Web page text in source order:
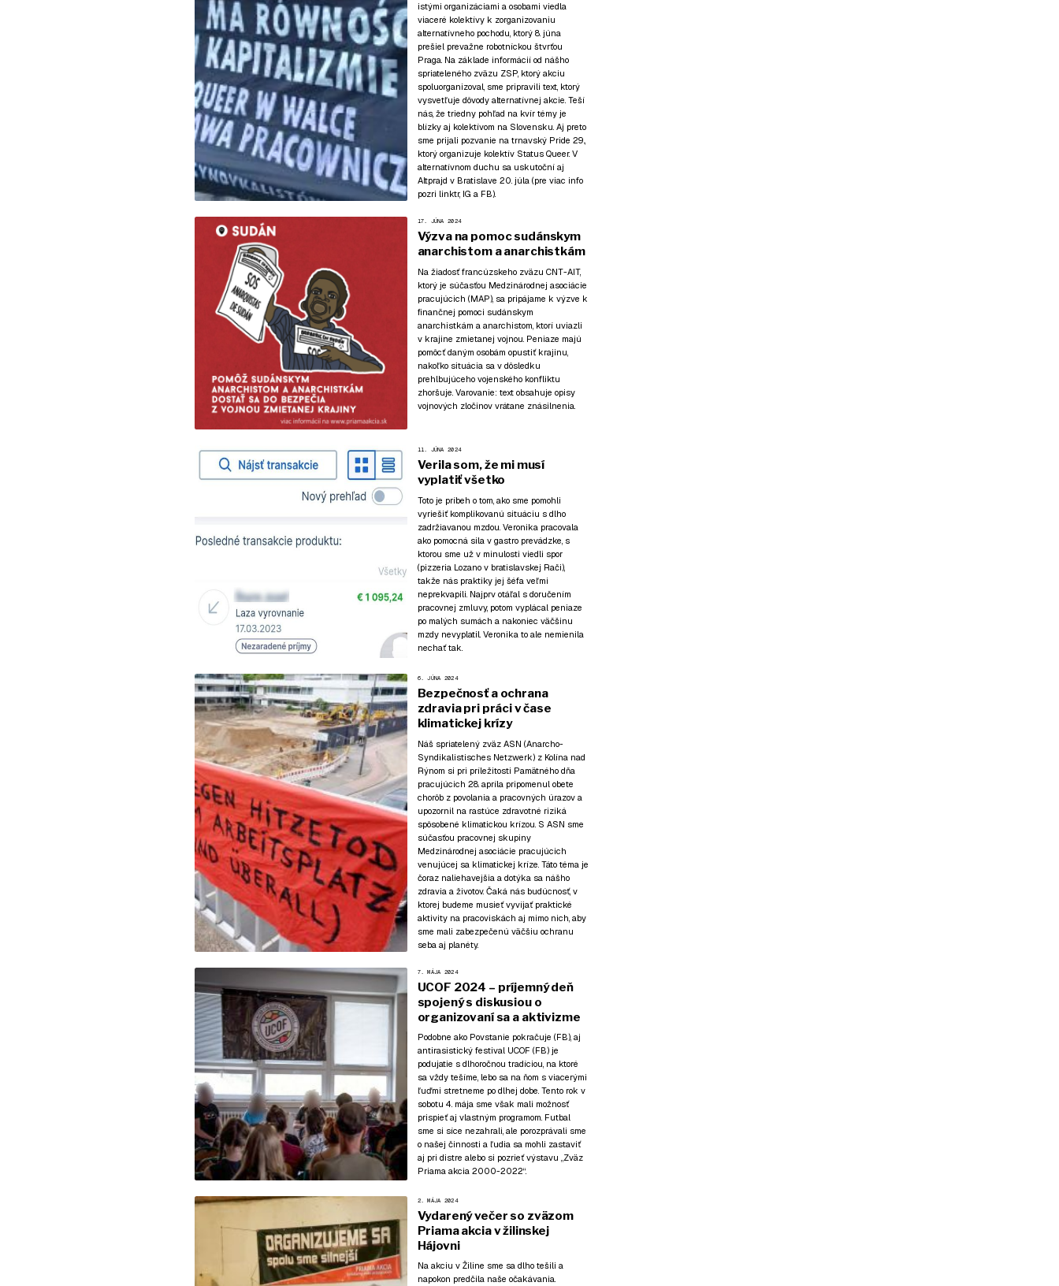
istými organizáciami a osobami viedla
viaceré kolektívy k zorganizovaniu
alternatívneho pochodu, ktorý 8. júna
prešiel prevažne robotníckou štvrťou
Praga. Na základe informácií od nášho
spriateleného zväzu ZSP, ktorý akciu
spoluorganizoval, sme pripravili text, ktorý
vysvetľuje dôvody alternatívnej akcie. Teší
nás, že triedny pohľad na kvír témy je
blízky aj kolektívom na Slovensku. Aj preto
sme prijali pozvanie na trnavský Pride 29.,
ktorý organizuje kolektív Status Queer. V
alternatívnom duchu sa uskutoční aj
Altprajd v Bratislave 20. júla (pre viac info
pozri linktr, IG a FB).
17. JÚNA 2024
Výzva na pomoc sudánskym
anarchistom a anarchistkám
Na žiadosť francúzskeho zväzu CNT-AIT,
ktorý je súčasťou Medzinárodnej asociácie
pracujúcich (MAP), sa pripájame k výzve k
finančnej pomoci sudánskym
anarchistkám a anarchistom, ktorí uviazli
v krajine zmietanej vojnou. Peniaze majú
pomôcť daným osobám opustiť krajinu,
nakoľko situácia sa v dôsledku
prehlbujúceho vojenského konfliktu
zhoršuje. Varovanie: text obsahuje opisy
vojnových zločinov vrátane znásilnenia.
11. JÚNA 2024
Verila som, že mi musí
vyplatiť všetko
Toto je príbeh o tom, ako sme pomohli
vyriešiť komplikovanú situáciu s dlho
zadržiavanou mzdou. Veronika pracovala
ako pomocná sila v gastro prevádzke, s
ktorou sme už v minulosti viedli spor
(pizzeria Lozano v bratislavskej Rači),
takže nás praktiky jej šéfa veľmi
neprekvapili. Najprv otáľal s doručením
pracovnej zmluvy, potom vyplácal peniaze
po malých sumách a nakoniec väčšinu
mzdy nevyplatil. Veronika to ale nemienila
nechať tak.
6. JÚNA 2024
Bezpečnosť a ochrana
zdravia pri práci v čase
klimatickej krízy
Náš spriatelený zväz ASN (Anarcho-
Syndikalistisches Netzwerk) z Kolína nad
Rýnom si pri príležitosti Pamätného dňa
pracujúcich 28. apríla pripomenul obete
chorôb z povolania a pracovných úrazov a
upozornil na rastúce zdravotné riziká
spôsobené klimatickou krízou. S ASN sme
súčasťou pracovnej skupiny
Medzinárodnej asociácie pracujúcich
venujúcej sa klimatickej kríze. Táto téma je
čoraz naliehavejšia a dotýka sa nášho
zdravia a životov. Čaká nás budúcnosť, v
ktorej budeme musieť vyvíjať praktické
aktivity na pracoviskách aj mimo nich, aby
sme mali zabezpečenú väčšiu ochranu
seba aj planéty.
7. MÁJA 2024
UCOF 2024 – príjemný deň
spojený s diskusiou o
organizovaní sa a aktivizme
Podobne ako Povstanie pokračuje (FB), aj
antirasistický festival UCOF (FB) je
podujatie s dlhoročnou tradíciou, na ktoré
sa vždy tešíme, lebo sa na ňom s viacerými
ľuďmi stretneme po dlhej dobe. Tento rok v
sobotu 4. mája sme však mali možnosť
prispieť aj vlastným programom. Futbal
sme si síce nezahrali, ale porozprávali sme
o našej činnosti a ľudia sa mohli zastaviť
aj pri distre alebo si pozrieť výstavu „Zväz
Priama akcia 2000-2022“.
2. MÁJA 2024
Vydarený večer so zväzom
Priama akcia v žilinskej
Hájovni
Na akciu v Žiline sme sa dlho tešili a
napokon predčila naše očakávania.